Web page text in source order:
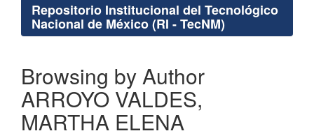
Repositorio Institucional del Tecnológico
Nacional de México (RI - TecNM)
Browsing by Author
ARROYO VALDES,
MARTHA ELENA